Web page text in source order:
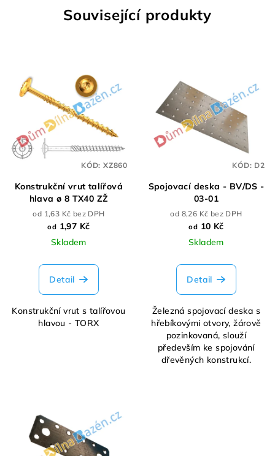
Související produkty
Konstrukční vrut talířová
hlava ø 8 TX40 ZŽ
od 1,63 Kč bez DPH
od 1,97 Kč
Skladem
Detail
Konstrukční vrut s talířovou
hlavou - TORX
KÓD: XZ860
Spojovací deska - BV/DS -
03-01
od 8,26 Kč bez DPH
od 10 Kč
Skladem
Detail
Železná spojovací deska s
hřebíkovými otvory, žárově
pozinkovaná, slouží
především ke spojování
dřevěných konstrukcí.
KÓD: D2